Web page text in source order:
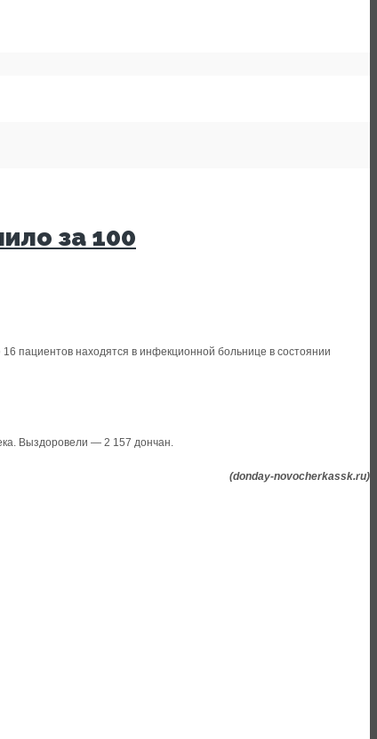
за 100
пациентов находятся в инфекционной больнице в состоянии
Выздоровели — 2 157 дончан.
(donday-novocherkassk.ru)